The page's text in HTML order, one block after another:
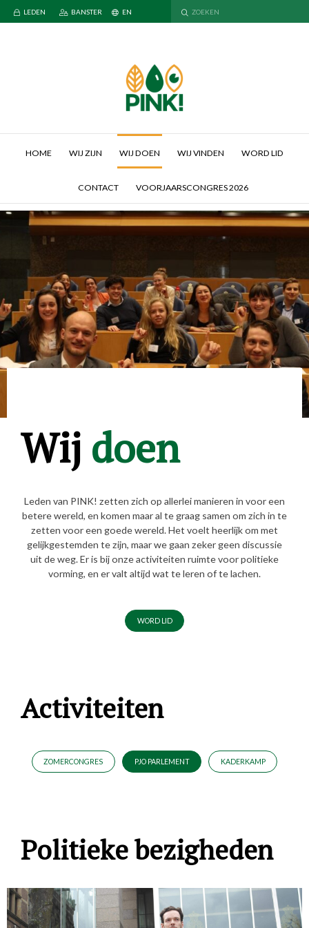
LEDEN BANSTER EN
HOME WIJ ZIJN WIJ DOEN WIJ VINDEN WORD LID
CONTACT VOORJAARSCONGRES 2026
Wij doen
Leden van PINK! zetten zich op allerlei manieren in voor een
betere wereld, en komen maar al te graag samen om zich in te
zetten voor een goede wereld. Het voelt heerlijk om met
gelijkgestemden te zijn, maar we gaan zeker geen discussie
uit de weg. Er is bij onze activiteiten ruimte voor politieke
vorming, en er valt altijd wat te leren of te lachen.
WORD LID
Activiteiten
ZOMERCONGRES PJO PARLEMENT KADERKAMP
Politieke bezigheden